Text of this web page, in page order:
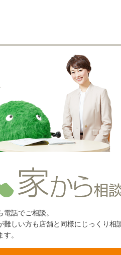
電話でご相談。
難しい方も店舗と同様にじっくり相
す。